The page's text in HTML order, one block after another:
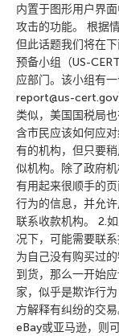
内置于图形用户界
攻击的功能。 根据
但此话题我们将在
预备小组（US-
应部门。该小组有
report@us-cert.gov
类似，美国国税局
含市民应该如何应
有的机构，但只要
似机构。除了政府
有用起来很顺手的
行为的信息，并允
联系收款机构。 2.
况下，可能需要联
为自己没有购买过
到货，那么一开始
家，似乎是欺诈行
方解释有纠纷的交
eBay或亚马逊，则